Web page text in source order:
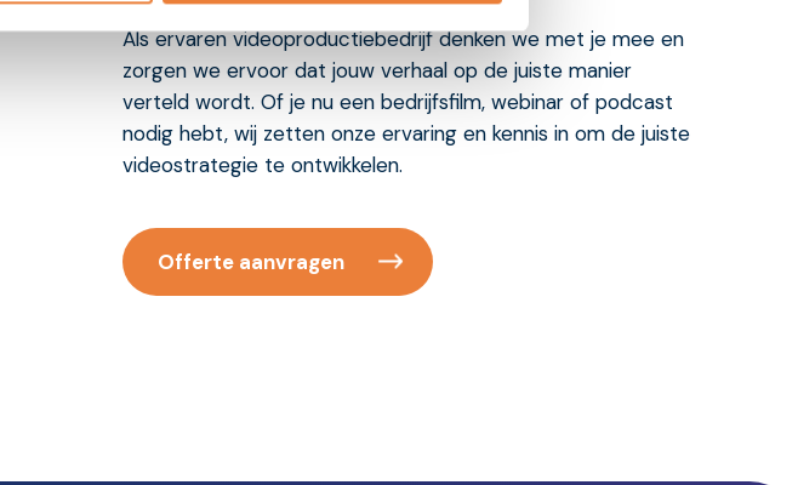
Als ervaren videoproductiebedrijf denken we met je mee en
zorgen we ervoor dat jouw verhaal op de juiste manier
verteld wordt. Of je nu een bedrijfsfilm, webinar of podcast
nodig hebt, wij zetten onze ervaring en kennis in om de juiste
videostrategie te ontwikkelen.
Offerte aanvragen